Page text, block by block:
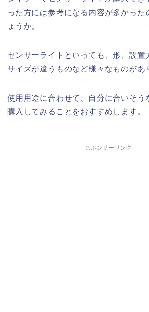
った方には参考になる内容が多かった
ょうか。
センサーライトといっても、形、設置
サイズが違うものなど様々なものがあ
使用用途に合わせて、自分に合いそう
購入してみることをおすすめします。
スポンサーリンク